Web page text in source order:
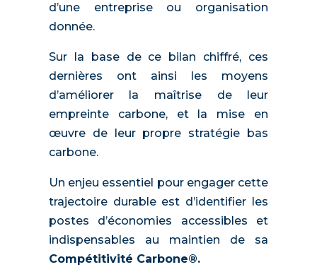
d’une entreprise ou organisation
donnée.
Sur la base de ce bilan chiffré, ces
dernières ont ainsi les moyens
d’améliorer la maîtrise de leur
empreinte carbone, et la mise en
œuvre de leur propre stratégie bas
carbone.
Un enjeu essentiel pour engager cette
trajectoire durable est d’identifier les
postes d’économies accessibles et
indispensables au maintien de sa
Compétitivité Carbone®.